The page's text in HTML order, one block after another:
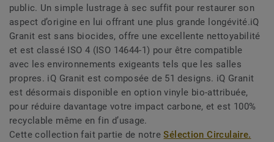
public. Un simple lustrage à sec suffit pour restaurer son
aspect d’origine en lui offrant une plus grande longévité.iQ
Granit est sans biocides, offre une excellente nettoyabilité
et est classé ISO 4 (ISO 14644-1) pour être compatible
avec les environnements exigeants tels que les salles
propres. iQ Granit est composée de 51 designs. iQ Granit
est désormais disponible en option vinyle bio-attribuée,
pour réduire davantage votre impact carbone, et est 100%
recyclable même en fin d’usage.
Cette collection fait partie de notreSélection Circulaire.